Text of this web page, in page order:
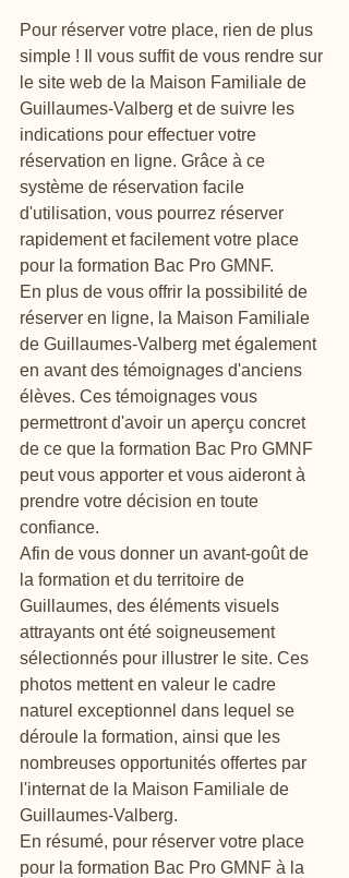
Pour réserver votre place, rien de plus
simple ! Il vous suffit de vous rendre sur
le site web de la Maison Familiale de
Guillaumes-Valberg et de suivre les
indications pour effectuer votre
réservation en ligne. Grâce à ce
système de réservation facile
d'utilisation, vous pourrez réserver
rapidement et facilement votre place
pour la formation Bac Pro GMNF.
En plus de vous offrir la possibilité de
réserver en ligne, la Maison Familiale
de Guillaumes-Valberg met également
en avant des témoignages d'anciens
élèves. Ces témoignages vous
permettront d'avoir un aperçu concret
de ce que la formation Bac Pro GMNF
peut vous apporter et vous aideront à
prendre votre décision en toute
confiance.
Afin de vous donner un avant-goût de
la formation et du territoire de
Guillaumes, des éléments visuels
attrayants ont été soigneusement
sélectionnés pour illustrer le site. Ces
photos mettent en valeur le cadre
naturel exceptionnel dans lequel se
déroule la formation, ainsi que les
nombreuses opportunités offertes par
l'internat de la Maison Familiale de
Guillaumes-Valberg.
En résumé, pour réserver votre place
pour la formation Bac Pro GMNF à la